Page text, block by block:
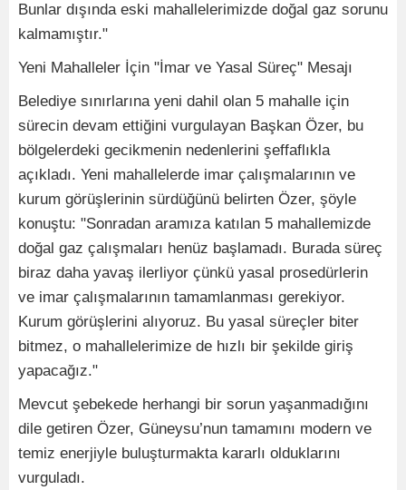
Bunlar dışında eski mahallelerimizde doğal gaz sorunu
kalmamıştır."
Yeni Mahalleler İçin "İmar ve Yasal Süreç" Mesajı
Belediye sınırlarına yeni dahil olan 5 mahalle için
sürecin devam ettiğini vurgulayan Başkan Özer, bu
bölgelerdeki gecikmenin nedenlerini şeffaflıkla
açıkladı. Yeni mahallelerde imar çalışmalarının ve
kurum görüşlerinin sürdüğünü belirten Özer, şöyle
konuştu: "Sonradan aramıza katılan 5 mahallemizde
doğal gaz çalışmaları henüz başlamadı. Burada süreç
biraz daha yavaş ilerliyor çünkü yasal prosedürlerin
ve imar çalışmalarının tamamlanması gerekiyor.
Kurum görüşlerini alıyoruz. Bu yasal süreçler biter
bitmez, o mahallelerimize de hızlı bir şekilde giriş
yapacağız."
Mevcut şebekede herhangi bir sorun yaşanmadığını
dile getiren Özer, Güneysu’nun tamamını modern ve
temiz enerjiyle buluşturmakta kararlı olduklarını
vurguladı.